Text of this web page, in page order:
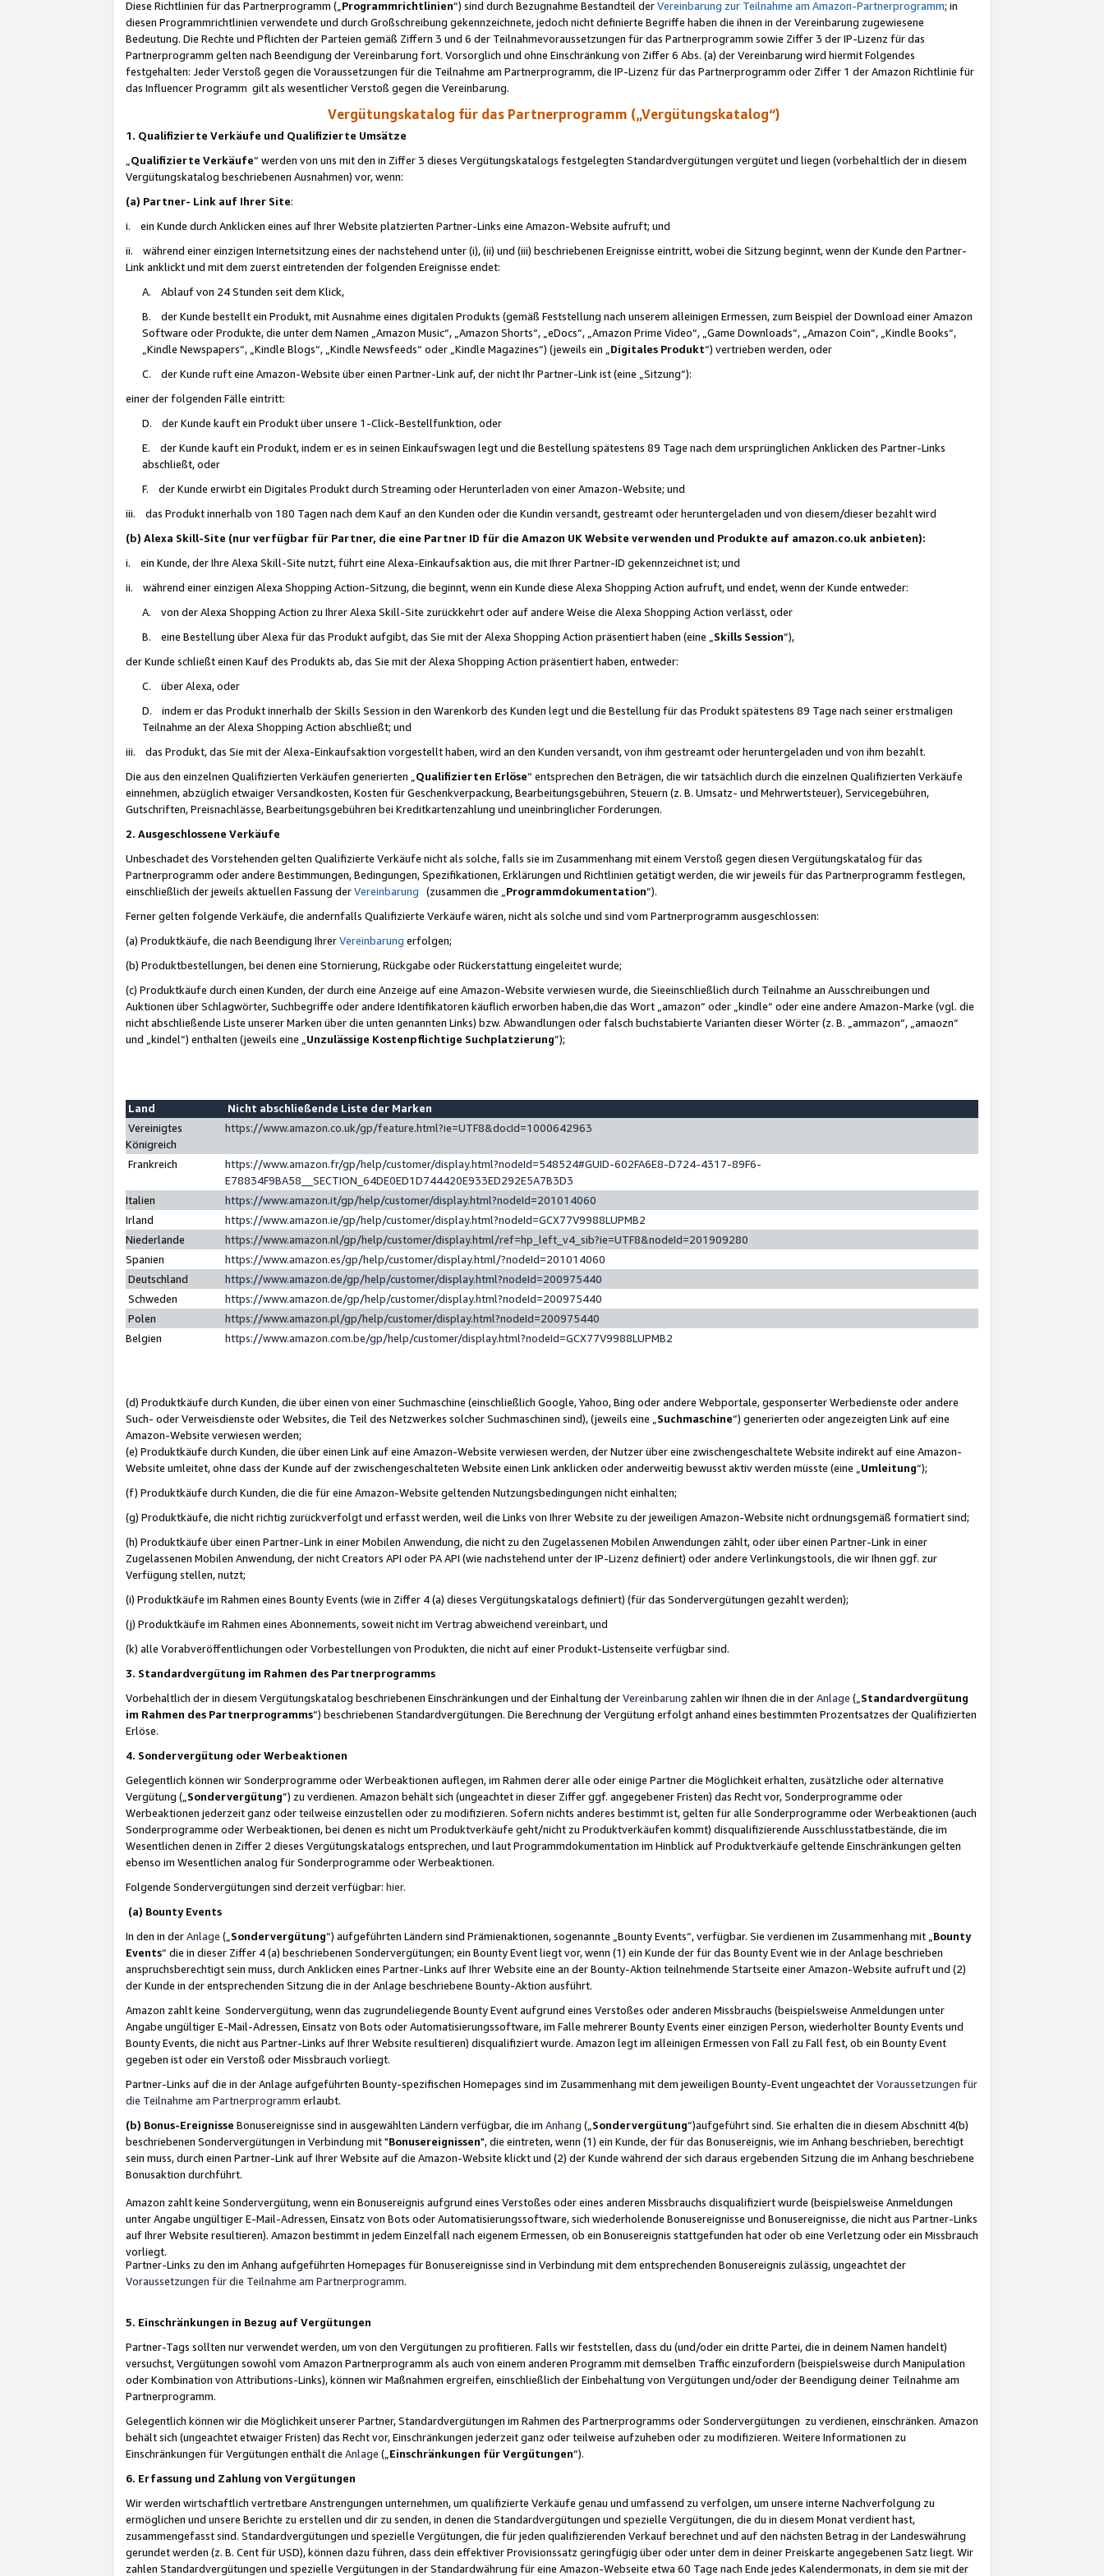
Diese Richtlinien für das Partnerprogramm („Programmrichtlinien“) sind durch Bezugnahme Bestandteil derVereinbarung zur Teilnahme am Amazon-Partnerprogramm; in
diesen Programmrichtlinien verwendete und durch Großschreibung gekennzeichnete, jedoch nicht definierte Begriffe haben die ihnen in der Vereinbarung zugewiesene
Bedeutung. Die Rechte und Pflichten der Parteien gemäß Ziffern 3 und 6 der Teilnahmevoraussetzungen für das Partnerprogramm sowie Ziffer 3 der IP-Lizenz für das
Partnerprogramm gelten nach Beendigung der Vereinbarung fort. Vorsorglich und ohne Einschränkung von Ziffer 6 Abs. (a) der Vereinbarung wird hiermit Folgendes
festgehalten: Jeder Verstoß gegen die Voraussetzungen für die Teilnahme am Partnerprogramm, die IP-Lizenz für das Partnerprogramm oder Ziffer 1 der Amazon Richtlinie für
das Influencer Programm gilt als wesentlicher Verstoß gegen die Vereinbarung.
Vergütungskatalog für das Partnerprogramm („Vergütungskatalog“)
1. Qualifizierte Verkäufe und Qualifizierte Umsätze
Qualifizierte Verkäufe“ werden von uns mit den in Ziffer 3 dieses Vergütungskatalogs festgelegten Standardvergütungen vergütet und liegen (vorbehaltlich der in diesem
Vergütungskatalog beschriebenen Ausnahmen) vor, wenn:
(a) Partner- Link auf Ihrer Site:
i. ein Kunde durch Anklicken eines auf Ihrer Website platzierten Partner-Links eine Amazon-Website aufruft; und
ii. während einer einzigen Internetsitzung eines der nachstehend unter (i), (ii) und (iii) beschriebenen Ereignisse eintritt, wobei die Sitzung beginnt, wenn der Kunde den Partner-
Link anklickt und mit dem zuerst eintretenden der folgenden Ereignisse endet:
A. Ablauf von 24 Stunden seit dem Klick,
B. der Kunde bestellt ein Produkt, mit Ausnahme eines digitalen Produkts (gemäß Feststellung nach unserem alleinigen Ermessen, zum Beispiel der Download einer Amazon
Software oder Produkte, die unter dem Namen „Amazon Music“, „Amazon Shorts“, „eDocs“, „Amazon Prime Video“, „Game Downloads“, „Amazon Coin“, „Kindle Books“,
„Kindle Newspapers“, „Kindle Blogs“, „Kindle Newsfeeds“ oder „Kindle Magazines“) (jeweils ein „ Digitales Produkt“) vertrieben werden, oder
C. der Kunde ruft eine Amazon-Website über einen Partner-Link auf, der nicht Ihr Partner-Link ist (eine „Sitzung“):
einer der folgenden Fälle eintritt:
D. der Kunde kauft ein Produkt über unsere 1-Click-Bestellfunktion, oder
E. der Kunde kauft ein Produkt, indem er es in seinen Einkaufswagen legt und die Bestellung spätestens 89 Tage nach dem ursprünglichen Anklicken des Partner-Links
abschließt, oder
F. der Kunde erwirbt ein Digitales Produkt durch Streaming oder Herunterladen von einer Amazon-Website; und
iii. das Produkt innerhalb von 180 Tagen nach dem Kauf an den Kunden oder die Kundin versandt, gestreamt oder heruntergeladen und von diesem/dieser bezahlt wird
(b) Alexa Skill-Site (nur verfügbar für Partner, die eine Partner ID für die Amazon UK Website verwenden und Produkte auf amazon.co.uk anbieten):
i. ein Kunde, der Ihre Alexa Skill-Site nutzt, führt eine Alexa-Einkaufsaktion aus, die mit Ihrer Partner-ID gekennzeichnet ist; und
ii. während einer einzigen Alexa Shopping Action-Sitzung, die beginnt, wenn ein Kunde diese Alexa Shopping Action aufruft, und endet, wenn der Kunde entweder:
A. von der Alexa Shopping Action zu Ihrer Alexa Skill-Site zurückkehrt oder auf andere Weise die Alexa Shopping Action verlässt, oder
B. eine Bestellung über Alexa für das Produkt aufgibt, das Sie mit der Alexa Shopping Action präsentiert haben (eine „ Skills Session“),
der Kunde schließt einen Kauf des Produkts ab, das Sie mit der Alexa Shopping Action präsentiert haben, entweder:
C. über Alexa, oder
D. indem er das Produkt innerhalb der Skills Session in den Warenkorb des Kunden legt und die Bestellung für das Produkt spätestens 89 Tage nach seiner erstmaligen
Teilnahme an der Alexa Shopping Action abschließt; und
iii. das Produkt, das Sie mit der Alexa-Einkaufsaktion vorgestellt haben, wird an den Kunden versandt, von ihm gestreamt oder heruntergeladen und von ihm bezahlt.
Die aus den einzelnen Qualifizierten Verkäufen generierten „ Qualifizierten Erlöse“ entsprechen den Beträgen, die wir tatsächlich durch die einzelnen Qualifizierten Verkäufe
einnehmen, abzüglich etwaiger Versandkosten, Kosten für Geschenkverpackung, Bearbeitungsgebühren, Steuern (z. B. Umsatz- und Mehrwertsteuer), Servicegebühren,
Gutschriften, Preisnachlässe, Bearbeitungsgebühren bei Kreditkartenzahlung und uneinbringlicher Forderungen.
2. Ausgeschlossene Verkäufe
Unbeschadet des Vorstehenden gelten Qualifizierte Verkäufe nicht als solche, falls sie im Zusammenhang mit einem Verstoß gegen diesen Vergütungskatalog für das
Partnerprogramm oder andere Bestimmungen, Bedingungen, Spezifikationen, Erklärungen und Richtlinien getätigt werden, die wir jeweils für das Partnerprogramm festlegen,
einschließlich der jeweils aktuellen Fassung derVereinbarung (zusammen die „ Programmdokumentation“).
Ferner gelten folgende Verkäufe, die andernfalls Qualifizierte Verkäufe wären, nicht als solche und sind vom Partnerprogramm ausgeschlossen:
(a) Produktkäufe, die nach Beendigung IhrerVereinbarung erfolgen;
(b) Produktbestellungen, bei denen eine Stornierung, Rückgabe oder Rückerstattung eingeleitet wurde;
(c) Produktkäufe durch einen Kunden, der durch eine Anzeige auf eine Amazon-Website verwiesen wurde, die Sieeinschließlich durch Teilnahme an Ausschreibungen und
Auktionen über Schlagwörter, Suchbegriffe oder andere Identifikatoren käuflich erworben haben,die das Wort „amazon“ oder „kindle“ oder eine andere Amazon-Marke (vgl. die
nicht abschließende Liste unserer Marken über die unten genannten Links) bzw. Abwandlungen oder falsch buchstabierte Varianten dieser Wörter (z. B. „ammazon“, „amaozn“
und „kindel“) enthalten (jeweils eine „ Unzulässige Kostenpflichtige Suchplatzierung”);
Land
Nicht abschließende Liste der Marken
Vereinigtes
Königreich
https://www.amazon.co.uk/gp/feature.html?ie=UTF8&docId=1000642963
Frankreich
https://www.amazon.fr/gp/help/customer/display.html?nodeId=548524#GUID-602FA6E8-D724-4317-89F6-
E78834F9BA58__SECTION_64DE0ED1D744420E933ED292E5A7B3D3
Italien
https://www.amazon.it/gp/help/customer/display.html?nodeId=201014060
Irland
https://www.amazon.ie/gp/help/customer/display.html?nodeId=GCX77V9988LUPMB2
Niederlande
https://www.amazon.nl/gp/help/customer/display.html/ref=hp_left_v4_sib?ie=UTF8&nodeId=201909280
Spanien
https://www.amazon.es/gp/help/customer/display.html/?nodeId=201014060
Deutschland
https://www.amazon.de/gp/help/customer/display.html?nodeId=200975440
Schweden
https://www.amazon.de/gp/help/customer/display.html?nodeId=200975440
Polen
https://www.amazon.pl/gp/help/customer/display.html?nodeId=200975440
Belgien
https://www.amazon.com.be/gp/help/customer/display.html?nodeId=GCX77V9988LUPMB2
(d) Produktkäufe durch Kunden, die über einen von einer Suchmaschine (einschließlich Google, Yahoo, Bing oder andere Webportale, gesponserter Werbedienste oder andere
Such- oder Verweisdienste oder Websites, die Teil des Netzwerkes solcher Suchmaschinen sind), (jeweils eine „ Suchmaschine“) generierten oder angezeigten Link auf eine
Amazon-Website verwiesen werden;
(e) Produktkäufe durch Kunden, die über einen Link auf eine Amazon-Website verwiesen werden, der Nutzer über eine zwischengeschaltete Website indirekt auf eine Amazon-
Website umleitet, ohne dass der Kunde auf der zwischengeschalteten Website einen Link anklicken oder anderweitig bewusst aktiv werden müsste (eine „ Umleitung“);
(f) Produktkäufe durch Kunden, die die für eine Amazon-Website geltenden Nutzungsbedingungen nicht einhalten;
(g) Produktkäufe, die nicht richtig zurückverfolgt und erfasst werden, weil die Links von Ihrer Website zu der jeweiligen Amazon-Website nicht ordnungsgemäß formatiert sind;
(h) Produktkäufe über einen Partner-Link in einer Mobilen Anwendung, die nicht zu den Zugelassenen Mobilen Anwendungen zählt, oder über einen Partner-Link in einer
Zugelassenen Mobilen Anwendung, der nicht Creators API oder PA API (wie nachstehend unter der IP-Lizenz definiert) oder andere Verlinkungstools, die wir Ihnen ggf. zur
Verfügung stellen, nutzt;
(i) Produktkäufe im Rahmen eines Bounty Events (wie in Ziffer 4 (a) dieses Vergütungskatalogs definiert) (für das Sondervergütungen gezahlt werden);
(j) Produktkäufe im Rahmen eines Abonnements, soweit nicht im Vertrag abweichend vereinbart, und
(k) alle Vorabveröffentlichungen oder Vorbestellungen von Produkten, die nicht auf einer Produkt-Listenseite verfügbar sind.
3. Standardvergütung im Rahmen des Partnerprogramms
Vorbehaltlich der in diesem Vergütungskatalog beschriebenen Einschränkungen und der Einhaltung derVereinbarung zahlen wir Ihnen die in derAnlage („ Standardvergütung
im Rahmen des Partnerprogramms“) beschriebenen Standardvergütungen. Die Berechnung der Vergütung erfolgt anhand eines bestimmten Prozentsatzes der Qualifizierten
Erlöse.
4. Sondervergütung oder Werbeaktionen
Gelegentlich können wir Sonderprogramme oder Werbeaktionen auflegen, im Rahmen derer alle oder einige Partner die Möglichkeit erhalten, zusätzliche oder alternative
Vergütung („ Sondervergütung”) zu verdienen. Amazon behält sich (ungeachtet in dieser Ziffer ggf. angegebener Fristen) das Recht vor, Sonderprogramme oder
Werbeaktionen jederzeit ganz oder teilweise einzustellen oder zu modifizieren. Sofern nichts anderes bestimmt ist, gelten für alle Sonderprogramme oder Werbeaktionen (auch
Sonderprogramme oder Werbeaktionen, bei denen es nicht um Produktverkäufe geht/nicht zu Produktverkäufen kommt) disqualifizierende Ausschlusstatbestände, die im
Wesentlichen denen in Ziffer 2 dieses Vergütungskatalogs entsprechen, und laut Programmdokumentation im Hinblick auf Produktverkäufe geltende Einschränkungen gelten
ebenso im Wesentlichen analog für Sonderprogramme oder Werbeaktionen.
Folgende Sondervergütungen sind derzeit verfügbar: hier.
(a) Bounty Events
In den in derAnlage („ Sondervergütung“) aufgeführten Ländern sind Prämienaktionen, sogenannte „Bounty Events“, verfügbar. Sie verdienen im Zusammenhang mit „ Bounty
Events“ die in dieser Ziffer 4 (a) beschriebenen Sondervergütungen; ein Bounty Event liegt vor, wenn (1) ein Kunde der für das Bounty Event wie in der Anlage beschrieben
anspruchsberechtigt sein muss, durch Anklicken eines Partner-Links auf Ihrer Website eine an der Bounty-Aktion teilnehmende Startseite einer Amazon-Website aufruft und (2)
der Kunde in der entsprechenden Sitzung die in der Anlage beschriebene Bounty-Aktion ausführt.
Amazon zahlt keine Sondervergütung, wenn das zugrundeliegende Bounty Event aufgrund eines Verstoßes oder anderen Missbrauchs (beispielsweise Anmeldungen unter
Angabe ungültiger E-Mail-Adressen, Einsatz von Bots oder Automatisierungssoftware, im Falle mehrerer Bounty Events einer einzigen Person, wiederholter Bounty Events und
Bounty Events, die nicht aus Partner-Links auf Ihrer Website resultieren) disqualifiziert wurde. Amazon legt im alleinigen Ermessen von Fall zu Fall fest, ob ein Bounty Event
gegeben ist oder ein Verstoß oder Missbrauch vorliegt.
Partner-Links auf die in der Anlage aufgeführten Bounty-spezifischen Homepages sind im Zusammenhang mit dem jeweiligen Bounty-Event ungeachtet derVoraussetzungen für
die Teilnahme am Partnerprogramm erlaubt.
(b) Bonus-Ereignisse Bonusereignisse sind in ausgewählten Ländern verfügbar, die im Anhang („ Sondervergütung“)aufgeführt sind. Sie erhalten die in diesem Abschnitt 4(b)
beschriebenen Sondervergütungen in Verbindung mit "Bonusereignissen", die eintreten, wenn (1) ein Kunde, der für das Bonusereignis, wie im Anhang beschrieben, berechtigt
sein muss, durch einen Partner-Link auf Ihrer Website auf die Amazon-Website klickt und (2) der Kunde während der sich daraus ergebenden Sitzung die im Anhang beschriebene
Bonusaktion durchführt.
Amazon zahlt keine Sondervergütung, wenn ein Bonusereignis aufgrund eines Verstoßes oder eines anderen Missbrauchs disqualifiziert wurde (beispielsweise Anmeldungen
unter Angabe ungültiger E-Mail-Adressen, Einsatz von Bots oder Automatisierungssoftware, sich wiederholende Bonusereignisse und Bonusereignisse, die nicht aus Partner-Links
auf Ihrer Website resultieren). Amazon bestimmt in jedem Einzelfall nach eigenem Ermessen, ob ein Bonusereignis stattgefunden hat oder ob eine Verletzung oder ein Missbrauch
vorliegt.
Partner-Links zu den im Anhang aufgeführten Homepages für Bonusereignisse sind in Verbindung mit dem entsprechenden Bonusereignis zulässig, ungeachtet der
Voraussetzungen für die Teilnahme am Partnerprogramm.
5. Einschränkungen in Bezug auf Vergütungen
Partner-Tags sollten nur verwendet werden, um von den Vergütungen zu profitieren. Falls wir feststellen, dass du (und/oder ein dritte Partei, die in deinem Namen handelt)
versuchst, Vergütungen sowohl vom Amazon Partnerprogramm als auch von einem anderen Programm mit demselben Traffic einzufordern (beispielsweise durch Manipulation
oder Kombination von Attributions-Links), können wir Maßnahmen ergreifen, einschließlich der Einbehaltung von Vergütungen und/oder der Beendigung deiner Teilnahme am
Partnerprogramm.
Gelegentlich können wir die Möglichkeit unserer Partner, Standardvergütungen im Rahmen des Partnerprogramms oder Sondervergütungen zu verdienen, einschränken. Amazon
behält sich (ungeachtet etwaiger Fristen) das Recht vor, Einschränkungen jederzeit ganz oder teilweise aufzuheben oder zu modifizieren. Weitere Informationen zu
Einschränkungen für Vergütungen enthält die Anlage („ Einschränkungen für Vergütungen“).
6. Erfassung und Zahlung von Vergütungen
Wir werden wirtschaftlich vertretbare Anstrengungen unternehmen, um qualifizierte Verkäufe genau und umfassend zu verfolgen, um unsere interne Nachverfolgung zu
ermöglichen und unsere Berichte zu erstellen und dir zu senden, in denen die Standardvergütungen und spezielle Vergütungen, die du in diesem Monat verdient hast,
zusammengefasst sind. Standardvergütungen und spezielle Vergütungen, die für jeden qualifizierenden Verkauf berechnet und auf den nächsten Betrag in der Landeswährung
gerundet werden (z. B. Cent für USD), können dazu führen, dass dein effektiver Provisionssatz geringfügig über oder unter dem in deiner Preiskarte angegebenen Satz liegt. Wir
zahlen Standardvergütungen und spezielle Vergütungen in der Standardwährung für eine Amazon-Webseite etwa 60 Tage nach Ende jedes Kalendermonats, in dem sie mit der